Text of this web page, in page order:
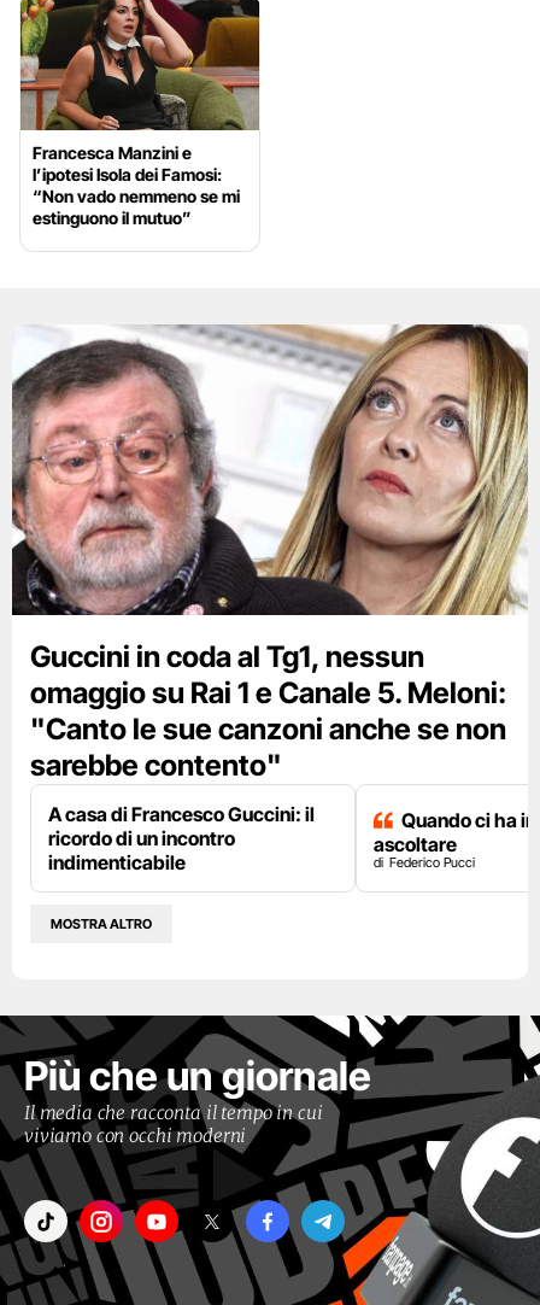
Francesca Manzini e
l’ipotesi Isola dei Famosi:
“Non vado nemmeno se mi
estinguono il mutuo”
Guccini in coda al Tg1, nessun
omaggio su Rai 1 e Canale 5. Meloni:
"Canto le sue canzoni anche se non
sarebbe contento"
A casa di Francesco Guccini: il
ricordo di un incontro
indimenticabile
Quando ci ha
ascoltare
Federico Pucci
MOSTRA ALTRO
Più che un giornale
Il media che racconta il tempo in cui
viviamo con occhi moderni